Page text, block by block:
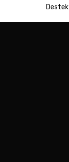
Destek